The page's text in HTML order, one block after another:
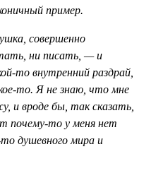
пример.
совершенно
ни писать, — и
то внутренний раздрай,
то. Я не знаю, что мне
и вроде бы, так сказать,
почему-то у меня нет
то душевного мира и